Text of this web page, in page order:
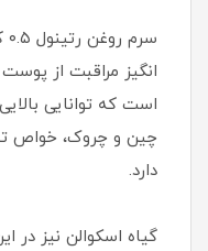
است که توانایی
چین و چروک، خواص
دارد.
گیاه اسکوالن نیز در